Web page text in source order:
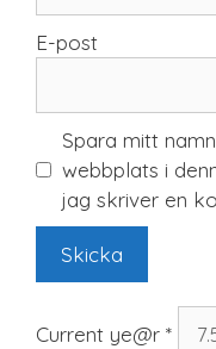
E-post
Spara mitt
webbplats i
jag skriver en
Current ye@r *